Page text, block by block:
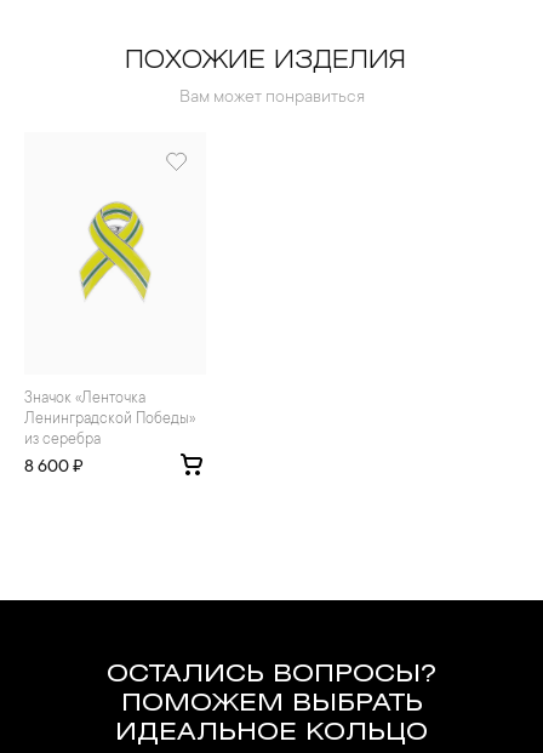
ПОХОЖИЕ ИЗДЕЛИЯ
Вам может понравиться
Значок «Ленточка
Ленинградской Победы»
из серебра
8 600 ₽
ОСТАЛИСЬ ВОПРОСЫ?
ПОМОЖЕМ ВЫБРАТЬ
ИДЕАЛЬНОЕ КОЛЬЦО